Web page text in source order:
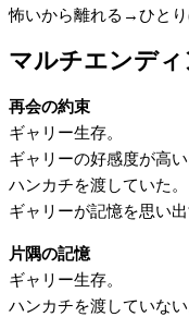
怖いから離れる→ひと
マルチエンデ
再会の約束
ギャリー生存。
ギャリーの好感度が高い
ハンカチを渡していた。
ギャリーが記憶を思い
片隅の記憶
ギャリー生存。
ハンカチを渡していない